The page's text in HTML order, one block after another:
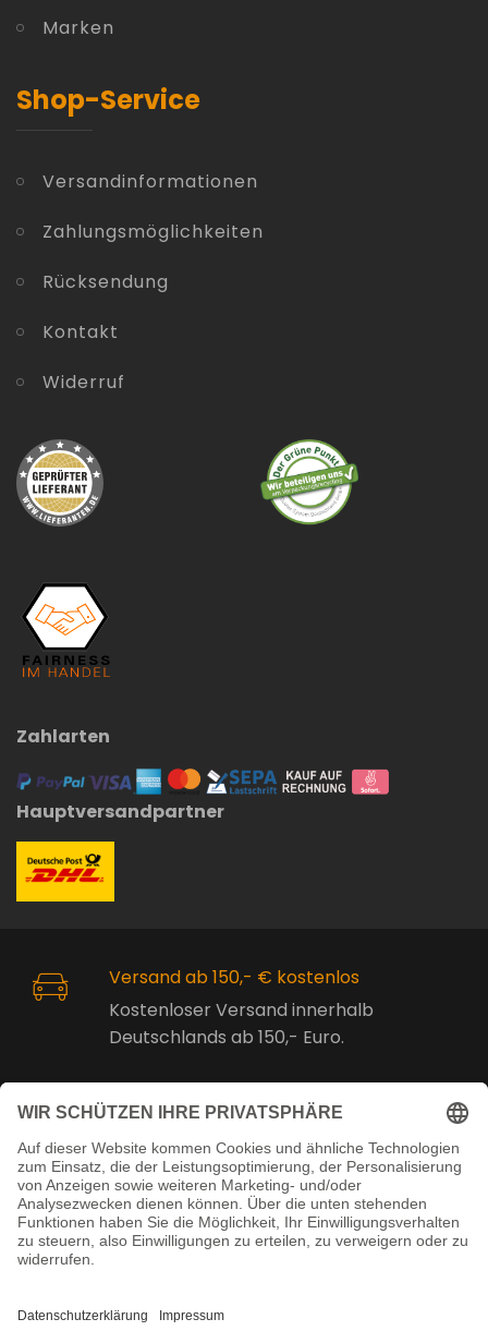
Marken
Shop-Service
Versandinformationen
Zahlungsmöglichkeiten
Rücksendung
Kontakt
Widerruf
Zahlarten
Hauptversandpartner
Versand ab 150,- € kostenlos
Kostenloser Versand innerhalb
Deutschlands ab 150,- Euro.
Online Support
Kostenlose Beratung vor und nach
dem Kauf!
Juristisch betreut